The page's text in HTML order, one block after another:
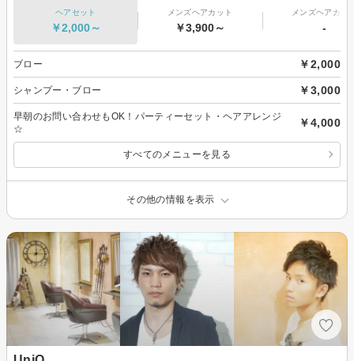
ヘアセット
￥2,000～
メンズヘアカット
￥3,900～
メンズヘアカラ
-
ブロー ￥2,000
シャンプー・ブロー ￥3,000
早朝のお問い合わせもOK！パーティーセット・ヘアアレンジ
☆
￥4,000
すべてのメニューを見る
その他の情報を表示